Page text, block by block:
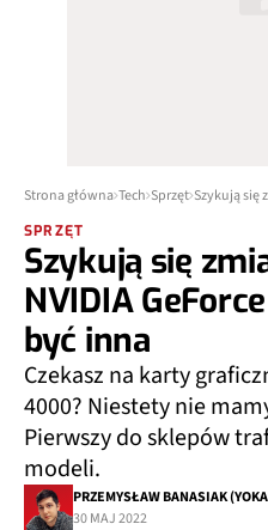
Strona główna Tech Sprzęt
SPRZĘT
Szykują się
NVIDIA
być inna
Czekasz na karty
4000? Niestety nie
Pierwszy do sklepów
modeli.
PRZEMYSŁAW BANASIAK
30 MAJ 2022